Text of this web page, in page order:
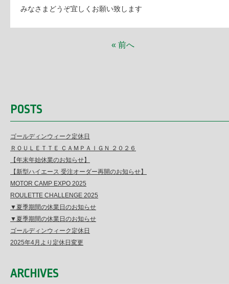
みなさまどうぞ宜しくお願い致します
« 前へ
POSTS
ゴールディンウィーク定休日
ＲＯＵＬＥＴＴＥ ＣＡＭＰＡＩＧＮ ２０２６
【年末年始休業のお知らせ】
【新型ハイエース 受注オーダー再開のお知らせ】
MOTOR CAMP EXPO 2025
ROULETTE CHALLENGE 2025
▼夏季期間の休業日のお知らせ
▼夏季期間の休業日のお知らせ
ゴールディンウィーク定休日
2025年4月より定休日変更
ARCHIVES